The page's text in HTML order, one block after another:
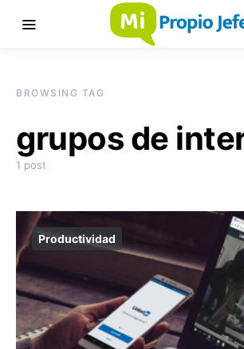
BROWSING TAG
grupos de
1 post
Productividad